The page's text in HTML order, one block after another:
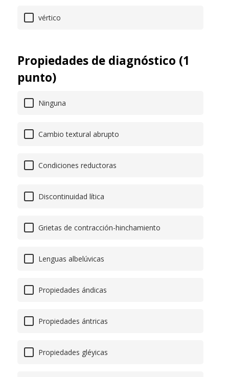
vértico
Propiedades de diagnóstico (1
punto)
Ninguna
Cambio textural abrupto
Condiciones reductoras
Discontinuidad lítica
Grietas de contracción-hinchamiento
Lenguas albelúvicas
Propiedades ándicas
Propiedades ántricas
Propiedades gléyicas